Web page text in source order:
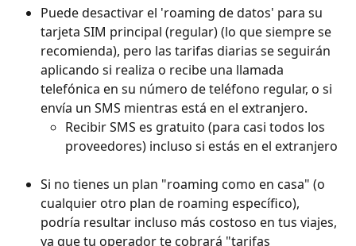
Puede desactivar el 'roaming de datos' para su
tarjeta SIM principal (regular) (lo que siempre se
recomienda), pero las tarifas diarias se seguirán
aplicando si realiza o recibe una llamada
telefónica en su número de teléfono regular, o si
envía un SMS mientras está en el extranjero.
Recibir SMS es gratuito (para casi todos los
proveedores) incluso si estás en el extranjero
Si no tienes un plan "roaming como en casa" (o
cualquier otro plan de roaming específico),
podría resultar incluso más costoso en tus viajes,
ya que tu operador te cobrará "tarifas